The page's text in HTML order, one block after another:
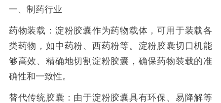
一、制药行业
药物装载：淀粉胶囊作为药物载体，可用于装载各
类药物，如中药粉、西药粉等。淀粉胶囊切口机能
够高效、精确地切割淀粉胶囊，确保药物装载的准
确性和一致性。
替代传统胶囊：由于淀粉胶囊具有环保、易降解等